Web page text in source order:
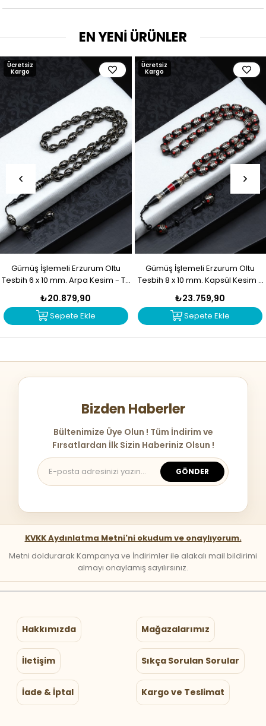
EN YENİ ÜRÜNLER
Gümüş İşlemeli Erzurum Oltu
Tesbih 6 x 10 mm. Arpa Kesim - T-
1916
₺20.879,90
Sepete Ekle
Ücretsiz
Kargo
Gümüş İşlemeli Erzurum Oltu
Tesbih 8 x 10 mm. Kapsül Kesim -
T-1915
₺23.759,90
Sepete Ekle
Ücretsiz
Kargo
Bizden Haberler
Bültenimize Üye Olun ! Tüm İndirim ve
Fırsatlardan İlk Sizin Haberiniz Olsun !
GÖNDER
KVKK Aydınlatma Metni'ni okudum ve onaylıyorum.
Metni doldurarak Kampanya ve İndirimler ile alakalı mail bildirimi
almayı onaylamış sayılırsınız.
Hakkımızda Mağazalarımız
İletişim Sıkça Sorulan Sorular
İade & İptal Kargo ve Teslimat